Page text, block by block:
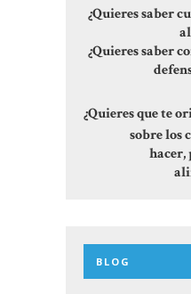
¿Quieres saber
¿Quieres saber
¿Quieres que te
sobre los
BLOG